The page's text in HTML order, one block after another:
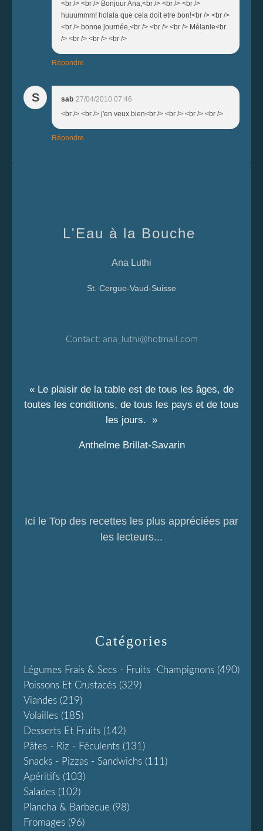
<br /> <br /> Bonjour Ana,<br /> <br /> <br />
huuummm! holala que cela doit etre bon!<br /> <br />
<br /> bonne journée,<br /> <br /> <br /> Mélanie<br
/> <br /> <br /> <br />
Répondre
S sab 27/04/2010 07:46
<br /> <br /> j'en veux bien<br /> <br /> <br /> <br />
Répondre
Catégories
Légumes Frais & Secs - Fruits -champignons (490)
Poissons Et Crustacés (329)
Viandes (219)
Volailles (185)
Desserts Et Fruits (142)
Pâtes - Riz - Féculents (131)
Snacks - Pizzas - Sandwichs (111)
Apéritifs (103)
Salades (102)
Plancha & Barbecue (98)
Fromages (96)
L'Eau à la Bouche
Ana Luthi
St. Cergue-Vaud-Suisse
Contact: ana_luthi@hotmail.com
« Le plaisir de la table est de tous les âges, de
toutes les conditions, de tous les pays et de tous
les jours. »
Anthelme Brillat-Savarin
Ici le Top des recettes les plus appréciées par
les lecteurs...